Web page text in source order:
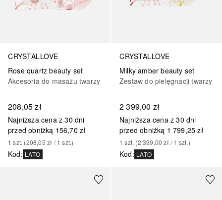
CRYSTALLOVE
Rose quartz beauty set
Akcesoria do masażu twarzy
208,05 zł
Najniższa cena z 30 dni
przed obniżką 156,70 zł
1 szt. (208,05 zł / 1 szt.)
Kod: LATO
CRYSTALLOVE
Milky amber beauty set
Zestaw do pielęgnacji twarzy
2 399,00 zł
Najniższa cena z 30 dni
przed obniżką 1 799,25 zł
1 szt. (2 399,00 zł / 1 szt.)
Kod: LATO